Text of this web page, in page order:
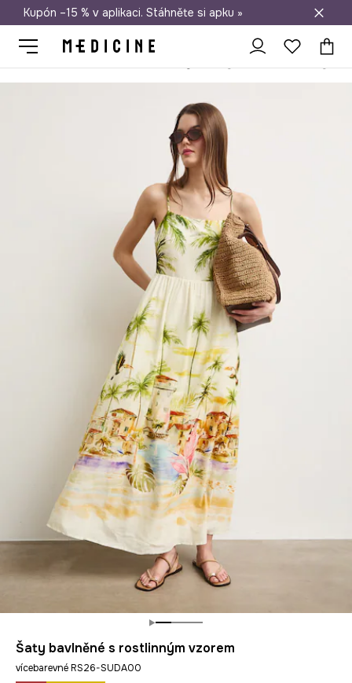
Doprava zdarma při nákupu nad 1 200 Kč
Kupón –15 % v aplikaci. Stáhněte si apku »
Šaty bavlněné s rostlinným vzorem
vícebarevné RS26-SUDA00